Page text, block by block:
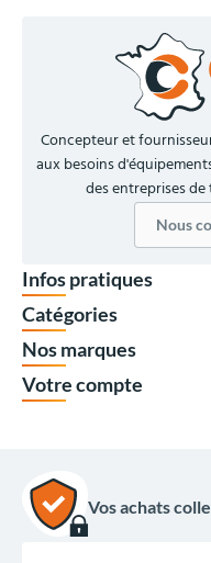
Concepteur et
aux besoins
des entreprises
Nous
Infos pratiques
Catégories
Nos marques
Votre compte
Vos achats